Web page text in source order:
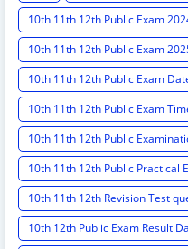
10th 11th 12th Public Exam
10th 11th 12th Public Exam
10th 11th 12th Public Exam
10th 11th 12th Public Exam
10th 11th 12th Public
10th 11th 12th Public Practical
10th 11th 12th Revision Test
10th 12th Public Exam Result